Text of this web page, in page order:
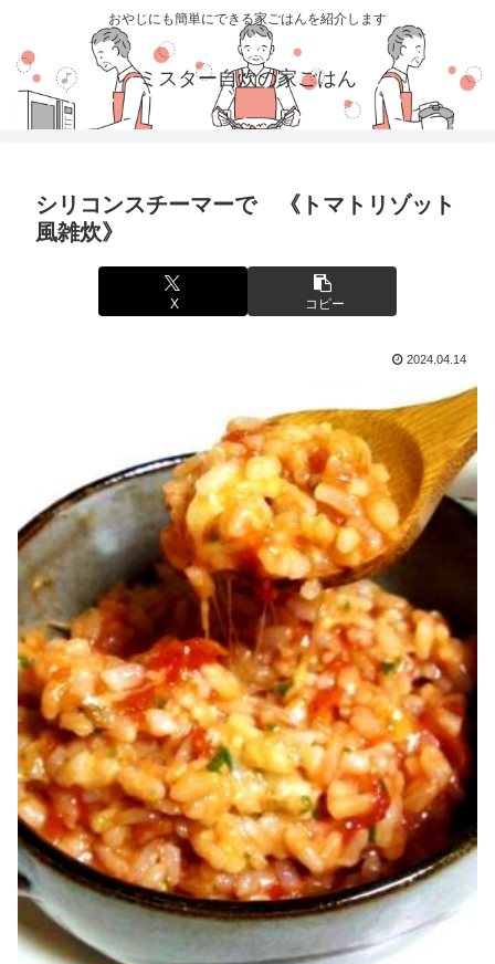
おやじにも簡単にできる家ごはんを紹介します
ミスター自炊の家ごはん
シリコンスチーマーで 《トマトリゾット
風雑炊》
X コピー
2024.04.14